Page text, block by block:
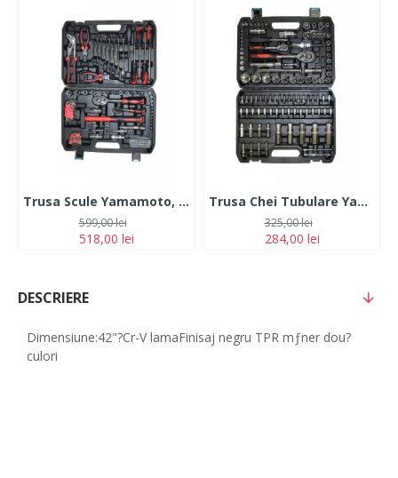
Trusa Scule Yamamoto, 92 Piese
518,00 lei
599,00 lei
Trusa Chei Tubulare Yamamoto, 108 piese
284,00 lei
325,00 lei
DESCRIERE
Dimensiune:42"?Cr-V lamaFinisaj negru TPR mƒner dou?
culori